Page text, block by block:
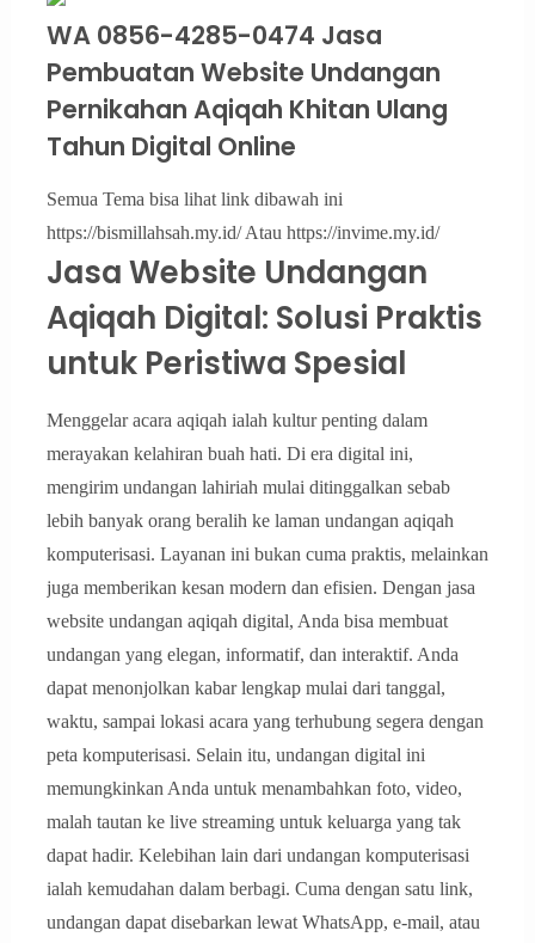
WA 0856-4285-0474 Jasa
Pembuatan Website Undangan
Pernikahan Aqiqah Khitan Ulang
Tahun Digital Online
Semua Tema bisa lihat link dibawah ini
https://bismillahsah.my.id/ Atau https://invime.my.id/
Jasa Website Undangan
Aqiqah Digital: Solusi Praktis
untuk Peristiwa Spesial
Menggelar acara aqiqah ialah kultur penting dalam
merayakan kelahiran buah hati. Di era digital ini,
mengirim undangan lahiriah mulai ditinggalkan sebab
lebih banyak orang beralih ke laman undangan aqiqah
komputerisasi. Layanan ini bukan cuma praktis, melainkan
juga memberikan kesan modern dan efisien. Dengan jasa
website undangan aqiqah digital, Anda bisa membuat
undangan yang elegan, informatif, dan interaktif. Anda
dapat menonjolkan kabar lengkap mulai dari tanggal,
waktu, sampai lokasi acara yang terhubung segera dengan
peta komputerisasi. Selain itu, undangan digital ini
memungkinkan Anda untuk menambahkan foto, video,
malah tautan ke live streaming untuk keluarga yang tak
dapat hadir. Kelebihan lain dari undangan komputerisasi
ialah kemudahan dalam berbagi. Cuma dengan satu link,
undangan dapat disebarkan lewat WhatsApp, e-mail, atau